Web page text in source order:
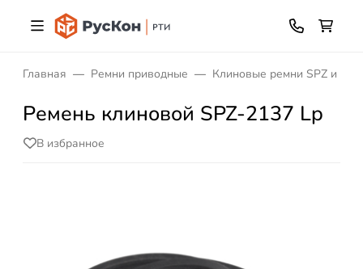
Главная Ремни приводные Клиновые ремни SPZ и XPZ
Ремень клиновой SPZ-2137 Lp
В избранное